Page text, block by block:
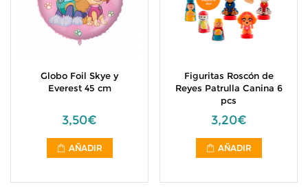
Globo Foil Skye y
Everest 45 cm
3,50€
AÑADIR
Figuritas Roscón de
Reyes Patrulla Canina 6
pcs
3,20€
AÑADIR